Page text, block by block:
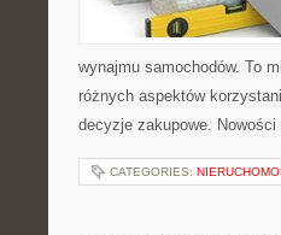
wynajmu samochodów. To
różnych aspektów
decyzje zakupowe.
CATEGORIES: